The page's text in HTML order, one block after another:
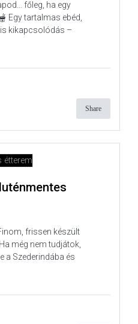
főleg, ha egy
Egy tartalmas ebéd,
kikapcsolódás –
Share
frissen készült
még nem tudjátok,
a Szederindába és